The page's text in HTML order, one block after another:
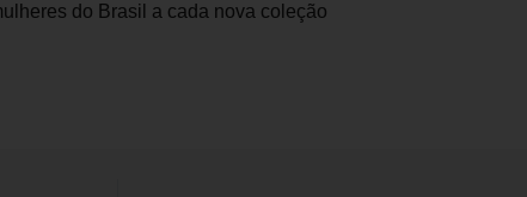
do Brasil a cada nova coleção